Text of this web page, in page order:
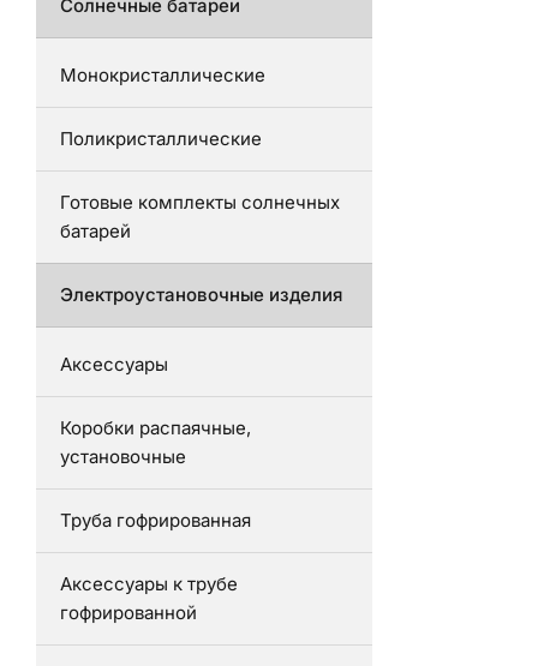
Солнечные батареи
Монокристаллические
Поликристаллические
Готовые комплекты солнечных
батарей
Электроустановочные изделия
Аксессуары
Коробки распаячные,
установочные
Труба гофрированная
Аксессуары к трубе
гофрированной